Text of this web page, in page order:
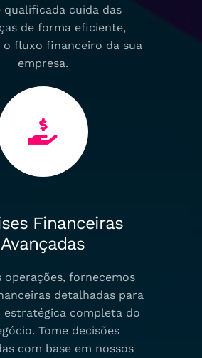
qualificada cuida das
de forma eficiente,
o fluxo financeiro da sua
empresa.
Financeiras
Avançadas
operações, fornecemos
detalhadas para
estratégica completa do
Tome decisões
com base em nossos